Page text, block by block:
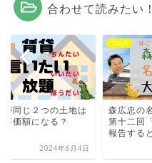
合わせて読みたい！
が同じ２つの土地は
評価額になる？
2024年6月4日
ブログ
森広忠の
第十二回
報告する